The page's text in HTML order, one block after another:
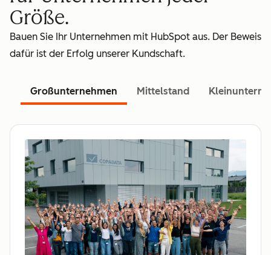
Größe.
Bauen Sie Ihr Unternehmen mit HubSpot aus. Der Beweis
dafür ist der Erfolg unserer Kundschaft.
Großunternehmen Mittelstand